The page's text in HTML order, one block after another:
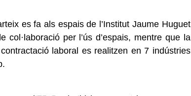
es fa als espais de l’Institut Jaume Huguet
col·laboració per l’ús d’espais, mentre que la
laboral es realitzen en 7 indústries